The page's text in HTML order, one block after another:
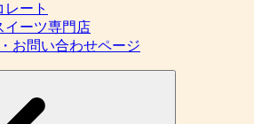
レート
イーツ専門店
お問い合わせページ